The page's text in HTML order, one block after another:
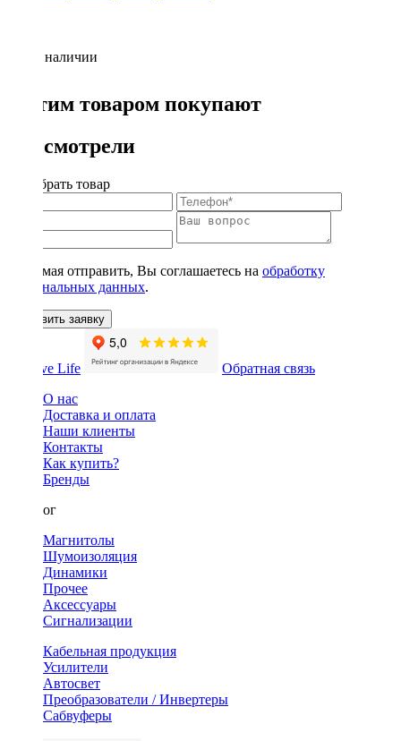
Нет в наличии
С этим товаром покупают
Вы смотрели
Подобрать товар
Нажимая отправить, Вы соглашаетесь на обработку
персональных данных.
Оставить заявку
Обратная связь
О нас
Доставка и оплата
Наши клиенты
Контакты
Как купить?
Бренды
Каталог
Магнитолы
Шумоизоляция
Динамики
Прочее
Аксессуары
Сигнализации
Кабельная продукция
Усилители
Автосвет
Преобразователи / Инвертеры
Сабвуферы